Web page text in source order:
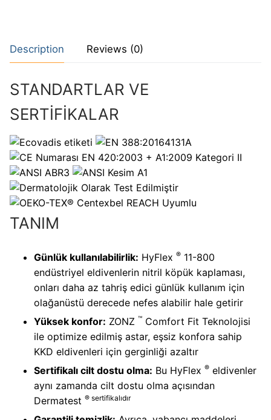
Description Reviews (0)
STANDARTLAR VE
SERTİFİKALAR
4131A
EN 420:2003 + A1:2009 Kategori II
REACH Uyumlu
TANIM
Günlük kullanılabilirlik: HyFlex ® 11-800
endüstriyel eldivenlerin nitril köpük kaplaması,
onları daha az tahriş edici günlük kullanım için
olağanüstü derecede nefes alabilir hale getirir
Yüksek konfor: ZONZ ™ Comfort Fit Teknolojisi
ile optimize edilmiş astar, eşsiz konfora sahip
KKD eldivenleri için gerginliği azaltır
Sertifikalı cilt dostu olma: Bu HyFlex ® eldivenler
aynı zamanda cilt dostu olma açısından
Dermatest ® sertifikalıdır